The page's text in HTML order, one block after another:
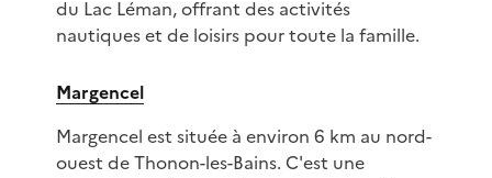
du Lac Léman, offrant des activités
nautiques et de loisirs pour toute la famille.
Margencel
Margencel est située à environ 6 km au nord-
ouest de Thonon-les-Bains. C'est une